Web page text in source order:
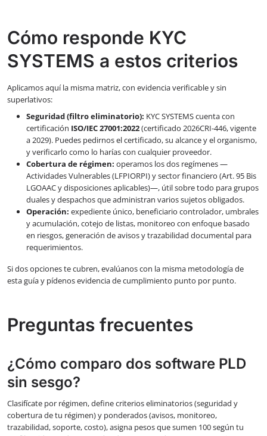
Cómo responde KYC
SYSTEMS a estos criterios
Aplicamos aquí la misma matriz, con evidencia verificable y sin
superlativos:
Seguridad (filtro eliminatorio): KYC SYSTEMS cuenta con
certificación ISO/IEC 27001:2022(certificado 2026CRI-446, vigente
a 2029). Puedes pedirnos el certificado, su alcance y el organismo,
y verificarlo como lo harías con cualquier proveedor.
Cobertura de régimen: operamos los dos regímenes —
Actividades Vulnerables (LFPIORPI) y sector financiero (Art. 95 Bis
LGOAAC y disposiciones aplicables)—, útil sobre todo para grupos
duales y despachos que administran varios sujetos obligados.
Operación: expediente único, beneficiario controlador, umbrales
y acumulación, cotejo de listas, monitoreo con enfoque basado
en riesgos, generación de avisos y trazabilidad documental para
requerimientos.
Si dos opciones te cubren, evalúanos con la misma metodología de
esta guía y pídenos evidencia de cumplimiento punto por punto.
Preguntas frecuentes
¿Cómo comparo dos software PLD
sin sesgo?
Clasifícate por régimen, define criterios eliminatorios (seguridad y
cobertura de tu régimen) y ponderados (avisos, monitoreo,
trazabilidad, soporte, costo), asigna pesos que sumen 100 según tu